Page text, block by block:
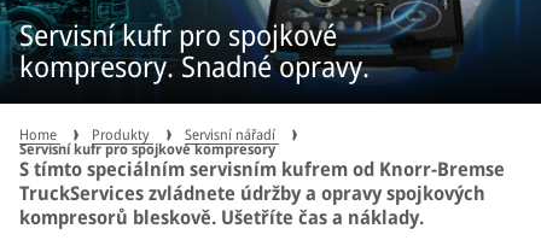
Servisní kufr pro spojkové
kompresory. Snadné opravy.
Home Produkty Servisní nářadí
Servisní kufr pro spojkové kompresory
S tímto speciálním servisním kufrem od Knorr-Bremse
TruckServices zvládnete údržby a opravy spojkových
kompresorů bleskově. Ušetříte čas a náklady.